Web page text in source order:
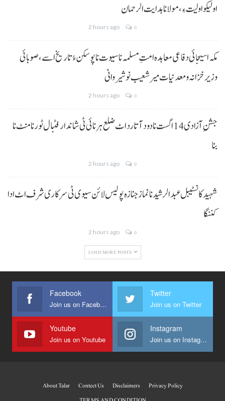
اولیکو اولیت ءِ،مولانا ہدایت الرحمان
2 hours ago 0
مکہ اسیجائی دفاعی معاہدہ امتِ مسلمہ نا سیوت نا پوسکن ءُ تاریخ اسے، صوبائی
وزیر خزانہ و معدنیات میر شعیب نوشیروانی
2 hours ago 0
جشنِ آزادی 14 اگست نا دود آتا رد اٹ ضلع ہرنائی ٹی شاندار فٹبال ٹورنامنٹ نا
بنا
2 hours ago 0
شہید کانسٹیبل عبدالرشید نا نماز جنازہ پولیس لائن سیوی ٹی سرکاری شرف اٹ ادا
کننگا
2 hours ago 0
LOAD MORE POSTS
Facebook
Join us on Facebook
Twitter
Join us on Twitter
Youtube
Join us on Youtube
Instagram
Join us on Instagram
About Talar Contect Us Disclaimers
Privacy Policy